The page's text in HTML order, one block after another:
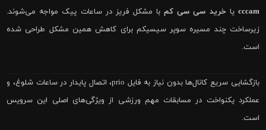
cccam یا خرید سی سی کمبا مشکل فریز در ساعات پیک مواجه می‌شوند.
زیرساخت چند مسیره سوپر سیسیکم برای کاهش همین مشکل طراحی شده
است.
بازگشایی سریع کانال‌ها بدون نیاز به فایل prio، اتصال پایدار در ساعات شلوغ، و
عملکرد یکنواخت در مسابقات مهم ورزشی از ویژگی‌های اصلی این سرویس
است.